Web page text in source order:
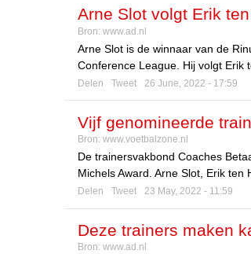
Arne Slot volgt Erik
Feyenoord
Bron: www.ad.nl
Arne Slot is de winnaar van de
Conference League. Hij volgt Erik
Delen Tweet 26 June, 2022 - 17:59
Vijf genomineerde
Bron: www.voetbalzone.nl
De trainersvakbond Coaches
Michels Award. Arne Slot, Erik
Delen Tweet 23 May, 2022 - 11:59
Deze trainers maken
Bron: www.ad.nl